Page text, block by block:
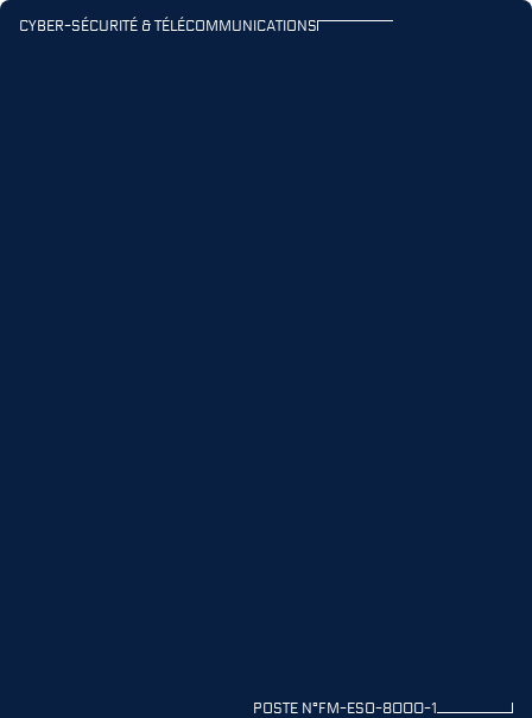
Navigation principale
Contenu principal
CYBER-SÉCURITÉ & TÉLÉCOMMUNICATIONS
POSTE N°FM-ESO-8000-1